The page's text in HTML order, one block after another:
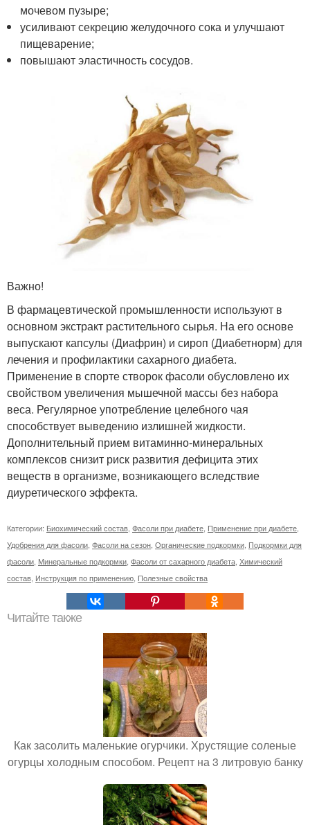
мочевом пузыре;
усиливают секрецию желудочного сока и улучшают
пищеварение;
повышают эластичность сосудов.
Важно!
В фармацевтической промышленности используют в
основном экстракт растительного сырья. На его основе
выпускают капсулы (Диафрин) и сироп (Диабетнорм) для
лечения и профилактики сахарного диабета.
Применение в спорте створок фасоли обусловлено их
свойством увеличения мышечной массы без набора
веса. Регулярное употребление целебного чая
способствует выведению излишней жидкости.
Дополнительный прием витаминно-минеральных
комплексов снизит риск развития дефицита этих
веществ в организме, возникающего вследствие
диуретического эффекта.
Категории: Биохимический состав Фасоли при диабете Применение при диабете
Удобрения для фасоли Фасоли на сезон Органические подкормки Подкормки для
фасоли Минеральные подкормки Фасоли от сахарного диабета Химический
состав Инструкция по применению Полезные свойства
Читайте также
Как засолить маленькие огурчики. Хрустящие соленые
огурцы холодным способом. Рецепт на 3 литровую банку